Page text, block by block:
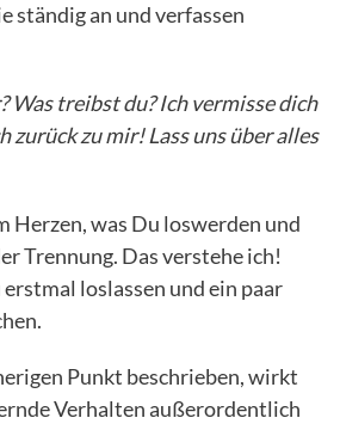
ständig an und verfassen
Was treibst du? Ich vermisse dich
zurück zu mir! Lass uns über alles
Herzen, was Du loswerden und
Trennung. Das verstehe ich!
loslassen und ein paar
Punkt beschrieben, wirkt
Verhalten außerordentlich